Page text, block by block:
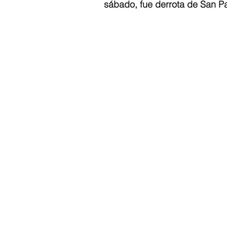
sábado, fue derrota de San